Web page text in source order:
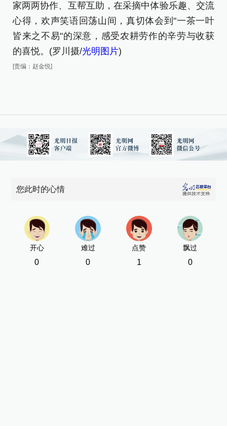
家两两协作、互帮互助，在采摘中体验乐趣、交流
心得，欢声笑语回荡山间，真切体会到"一茶一叶
皆来之不易"的深意，感受农耕劳作的辛劳与收获
的喜悦。(罗川摄/光明图片)
[责编：赵金悦]
您此时的心情
开心
0
难过
0
点赞
1
飘过
0